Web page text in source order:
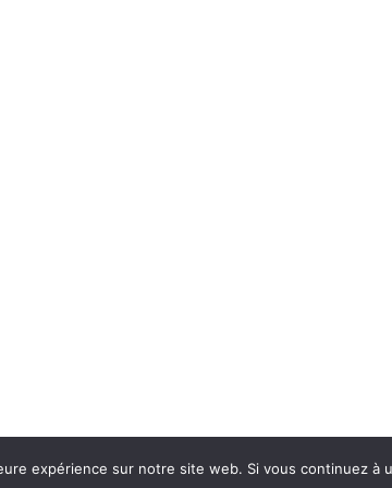
expérience sur notre site web. Si vous continuez